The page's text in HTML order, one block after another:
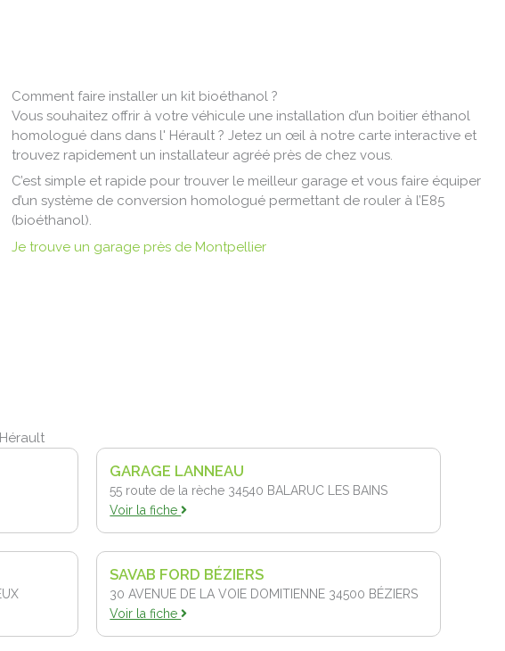
Comment faire installer un kit bioéthanol ?
Vous souhaitez offrir à votre véhicule une installation d’un boitier éthanol
homologué dans dans l' Hérault ? Jetez un œil à notre carte interactive et
trouvez rapidement un installateur agréé près de chez vous.
C’est simple et rapide pour trouver le meilleur garage et vous faire équiper
d’un système de conversion homologué permettant de rouler à l’E85
(bioéthanol).
Je trouve un garage près de Montpellier
GARAGE LANNEAU
55 route de la rèche 34540 BALARUC LES BAINS
Voir la fiche
SAVAB FORD BÉZIERS
30 AVENUE DE LA VOIE DOMITIENNE 34500 BÉZIERS
Voir la fiche